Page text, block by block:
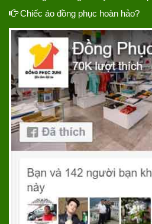
Chiếc áo đồng phục hoàn hảo?